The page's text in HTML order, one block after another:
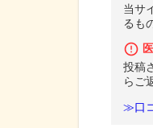
当サ
るも
投稿
らご
≫口